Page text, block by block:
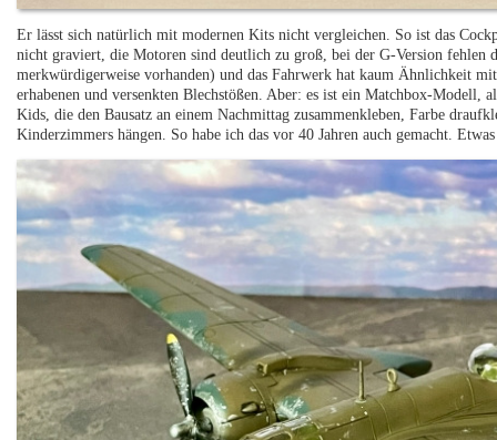
Er lässt sich natürlich mit modernen Kits nicht vergleichen. So ist das
nicht graviert, die Motoren sind deutlich zu groß, bei der G-Version
merkwürdigerweise vorhanden) und das Fahrwerk hat kaum Ähnlichkeit
erhabenen und versenkten Blechstößen. Aber: es ist ein Matchbox-Modell,
Kids, die den Bausatz an einem Nachmittag zusammenkleben, Farbe
Kinderzimmers hängen. So habe ich das vor 40 Jahren auch gemacht.